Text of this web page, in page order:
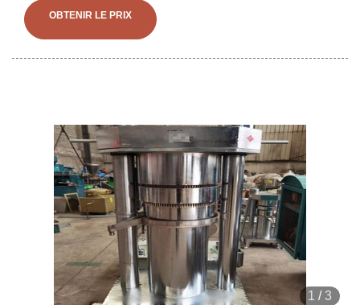
d'huile, 1 % pour les purificateurs d'huile de machine et 1 % pour les
filtres à huile de machine. Un large
OBTENIR LE PRIX
1 /3